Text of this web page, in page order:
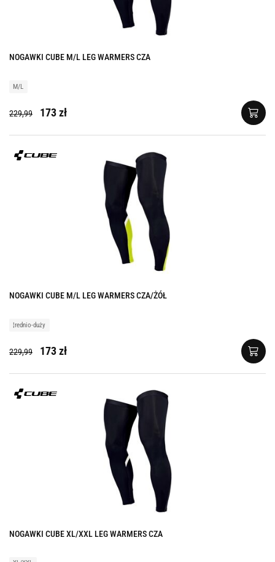
NOGAWKI CUBE M/L LEG WARMERS CZA
M/L
229,99 173 zł
NOGAWKI CUBE M/L LEG WARMERS CZA/ŻÓŁ
¦rednio-duży
229,99 173 zł
NOGAWKI CUBE XL/XXL LEG WARMERS CZA